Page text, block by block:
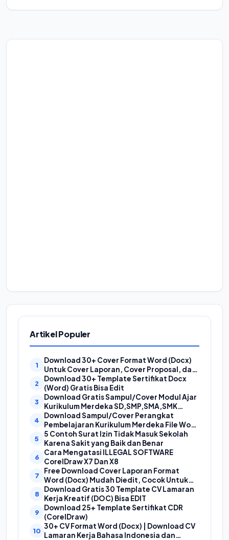
Artikel Populer
Download 30+ Cover Format Word (Docx)
Untuk Cover Laporan, Cover Proposal, dan
Cover Makalah
Download 30+ Template Sertifikat Docx
(Word) Gratis Bisa Edit
Download Gratis Sampul/Cover Modul Ajar
Kurikulum Merdeka SD,SMP,SMA,SMK
Format Doc (Ms Word)
Download Sampul/Cover Perangkat
Pembelajaran Kurikulum Merdeka File Word
(Doc) | Contoh Cover Kurikum Merdeka
5 Contoh Surat Izin Tidak Masuk Sekolah
Karena Sakit yang Baik dan Benar
Cara Mengatasi ILLEGAL SOFTWARE
CorelDraw X7 Dan X8
Free Download Cover Laporan Format
Word (Docx) Mudah Diedit, Cocok Untuk
Cover Laporan Kegiatan, Makalah Dan
Proposal
Download Gratis 30 Template CV Lamaran
Kerja Kreatif (DOC) Bisa EDIT
Download 25+ Template Sertifikat CDR
(CorelDraw)
30+ CV Format Word (Docx) | Download CV
Lamaran Kerja Bahasa Indonesia dan